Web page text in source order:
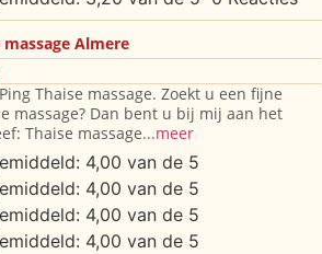
massage Almere
Thaise massage. Zoekt u een fijne
massage? Dan bent u bij mij aan het
Thaise massage...meer